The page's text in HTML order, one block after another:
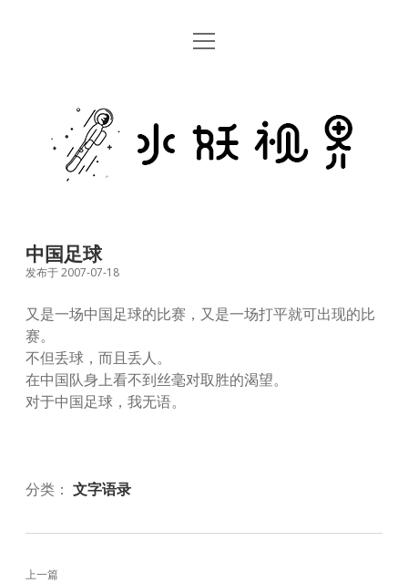
首页
关于
open
妖
视
中国足球
发布于 2007-07-18
又是一场中国足球的比赛，又是一场打平就可出现的比
赛。
不但丢球，而且丢人。
在中国队身上看不到丝毫对取胜的渴望。
对于中国足球，我无语。
分类： 文字语录
上一篇